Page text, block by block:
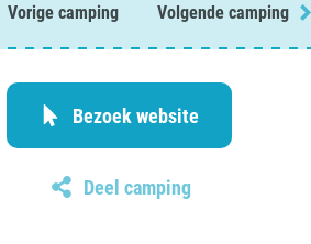
Vorige camping Volgende camping
Bezoek website
Deel camping